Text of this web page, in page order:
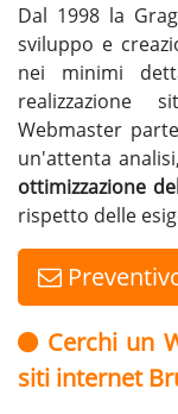
Dal 1998 la
sviluppo e
nei minimi
realizzazione
Webmaster
un'attenta
ottimizzazione
rispetto delle
Cerchi un
siti internet